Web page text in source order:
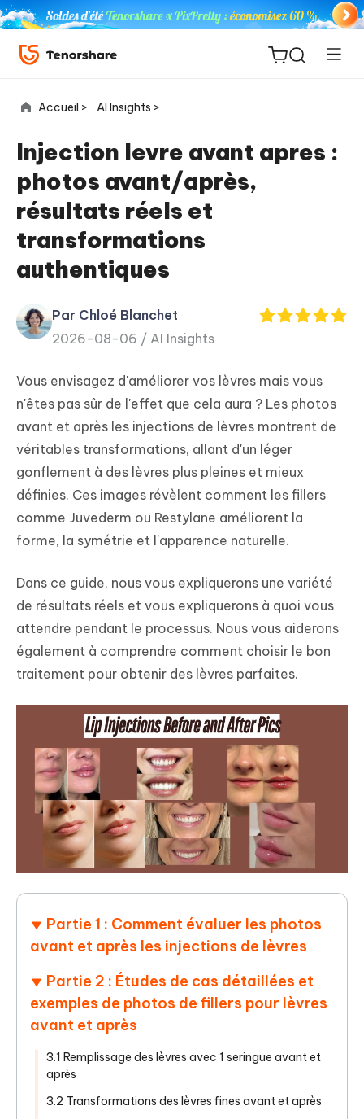
for iOS
PDNob
PDF
New
iAnyGo
Accueil > AI Insights >
Injection levre avant apres :
photos avant/après,
résultats réels et
transformations
authentiques
Par Chloé Blanchet
2026-08-06 / AI Insights
Vous envisagez d'améliorer vos lèvres mais vous
n'êtes pas sûr de l'effet que cela aura ? Les photos
avant et après les injections de lèvres montrent de
véritables transformations, allant d'un léger
gonflement à des lèvres plus pleines et mieux
définies. Ces images révèlent comment les fillers
comme Juvederm ou Restylane améliorent la
forme, la symétrie et l'apparence naturelle.
Dans ce guide, nous vous expliquerons une variété
de résultats réels et vous expliquerons à quoi vous
attendre pendant le processus. Nous vous aiderons
également à comprendre comment choisir le bon
traitement pour obtenir des lèvres parfaites.
Partie 1 : Comment évaluer les photos
avant et après les injections de lèvres
Partie 2 : Études de cas détaillées et
exemples de photos de fillers pour lèvres
avant et après
3.1 Remplissage des lèvres avec 1 seringue avant et
après
3.2 Transformations des lèvres fines avant et après